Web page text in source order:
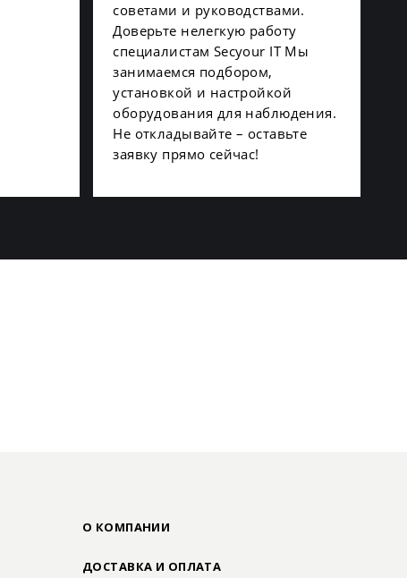
советами и руководствами.
Доверьте нелегкую работу
специалистам Secyour IT Мы
занимаемся подбором,
установкой и настройкой
оборудования для наблюдения.
Не откладывайте – оставьте
заявку прямо сейчас!
О КОМПАНИИ
ДОСТАВКА И ОПЛАТА